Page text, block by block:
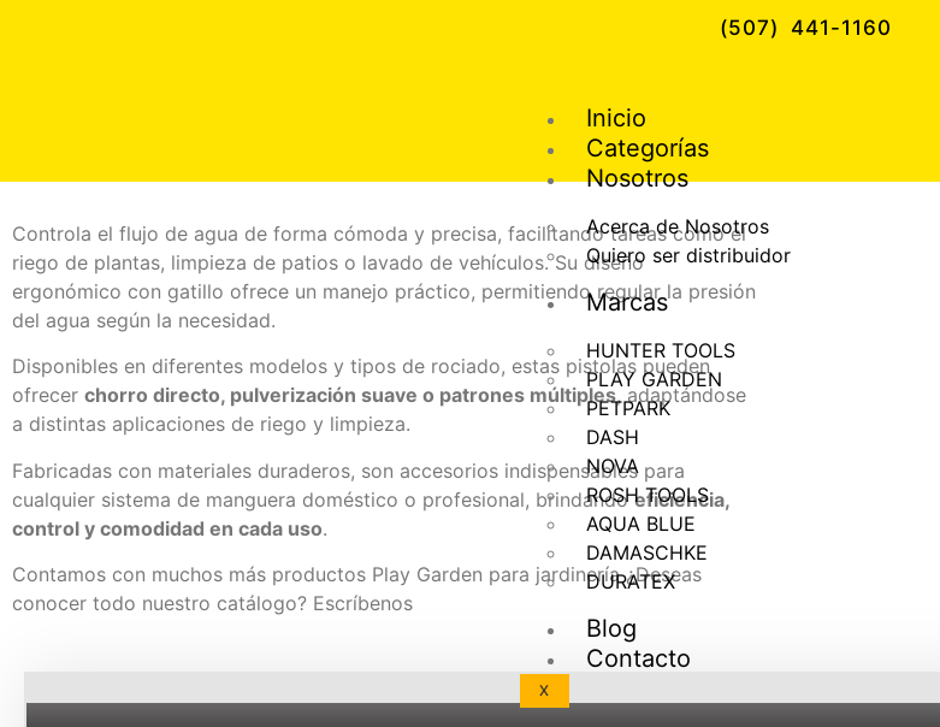
(507) 441-1160
Inicio
Categorías
Nosotros
Acerca de Nosotros
Quiero ser distribuidor
Marcas
HUNTER TOOLS
PLAY GARDEN
PETPARK
DASH
NOVA
ROSH TOOLS
AQUA BLUE
DAMASCHKE
DURATEX
Blog
Contacto
X
PISTOLAS DE AGUA PARA MANGUERAS
Controla el flujo de agua de forma cómoda y precisa, facilitando tareas como el
riego de plantas, limpieza de patios o lavado de vehículos. Su diseño
ergonómico con gatillo ofrece un manejo práctico, permitiendo regular la presión
del agua según la necesidad.
Disponibles en diferentes modelos y tipos de rociado, estas pistolas pueden
ofrecer chorro directo, pulverización suave o patrones múltiples, adaptándose
a distintas aplicaciones de riego y limpieza.
Fabricadas con materiales duraderos, son accesorios indispensables para
cualquier sistema de manguera doméstico o profesional, brindandoeficiencia,
control y comodidad en cada uso.
Contamos con muchos más productos Play Garden para jardinería ¿Deseas
conocer todo nuestro catálogo? Escríbenos